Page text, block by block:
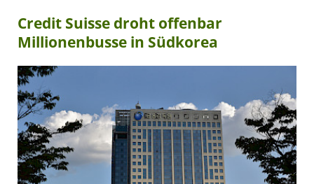
Credit Suisse droht offenbar
Millionenbusse in Südkorea